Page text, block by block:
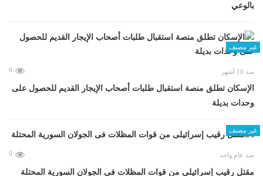
بالوعي
غير مصنف
منذ 10 أشهر 0
الإسكان تطلق منصة استقبال طلبات أصحاب الإيجار القديم للحصول على
وحدات بديلة
غير مصنف
منذ عام واحد 0
مقتل رقيب إسرائيلى من قوات المظلات فى الجولان السورية المحتلة